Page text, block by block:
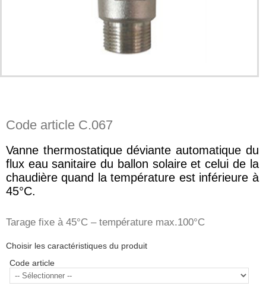
Code article C.067
Vanne thermostatique déviante automatique du
flux eau sanitaire du ballon solaire et celui de la
chaudière quand la température est inférieure à
45°C.
Tarage fixe à 45°C – température max.100°C
Choisir les caractéristiques du produit
Code article